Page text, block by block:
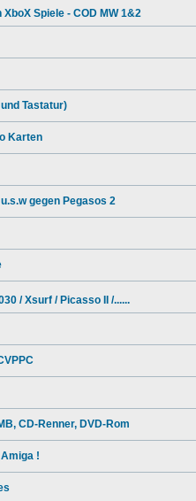
Spiele - COD MW 1&2
Tastatur)
Karten
gegen Pegasos 2
/ Xsurf / Picasso II /......
CD-Renner, DVD-Rom
!